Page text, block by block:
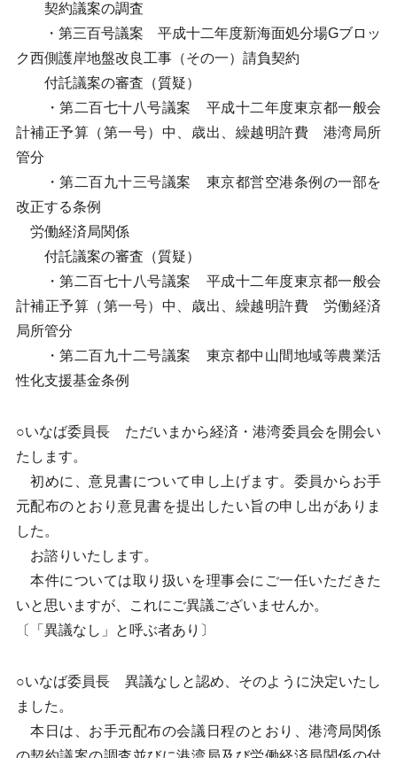
契約議案の調査
・第三百号議案 平成十二年度新海面処分場Gブロッ
ク西側護岸地盤改良工事（その一）請負契約
付託議案の審査（質疑）
・第二百七十八号議案 平成十二年度東京都一般会
計補正予算（第一号）中、歳出、繰越明許費 港湾局所
管分
・第二百九十三号議案 東京都営空港条例の一部を
改正する条例
労働経済局関係
付託議案の審査（質疑）
・第二百七十八号議案 平成十二年度東京都一般会
計補正予算（第一号）中、歳出、繰越明許費 労働経済
局所管分
・第二百九十二号議案 東京都中山間地域等農業活
性化支援基金条例
○いなば委員長 ただいまから経済・港湾委員会を開会い
たします。
初めに、意見書について申し上げます。委員からお手
元配布のとおり意見書を提出したい旨の申し出がありま
した。
お諮りいたします。
本件については取り扱いを理事会にご一任いただきた
いと思いますが、これにご異議ございませんか。
〔「異議なし」と呼ぶ者あり〕
○いなば委員長 異議なしと認め、そのように決定いたし
ました。
本日は、お手元配布の会議日程のとおり、港湾局関係